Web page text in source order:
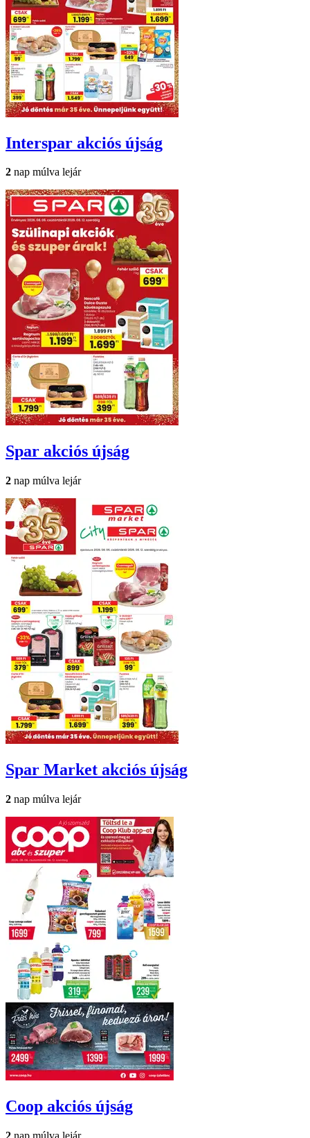
Interspar akciós újság
2 nap múlva lejár
Spar akciós újság
2 nap múlva lejár
Spar Market akciós újság
2 nap múlva lejár
Coop akciós újság
2 nap múlva lejár